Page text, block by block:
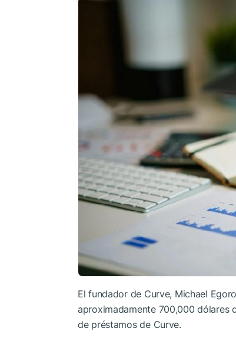
El fundador de Curve, Michael
aproximadamente 700,000 dólares
de préstamos de Curve.